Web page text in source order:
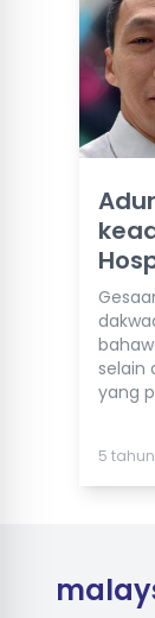
selain
yang
5